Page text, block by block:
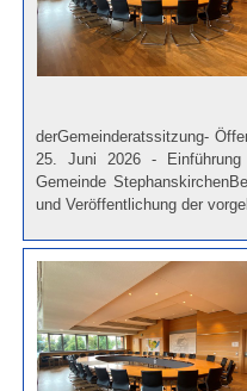
derGemeinderatssitzung-
25. Juni 2026 - Einführung
Gemeinde
und Veröffentlichung der